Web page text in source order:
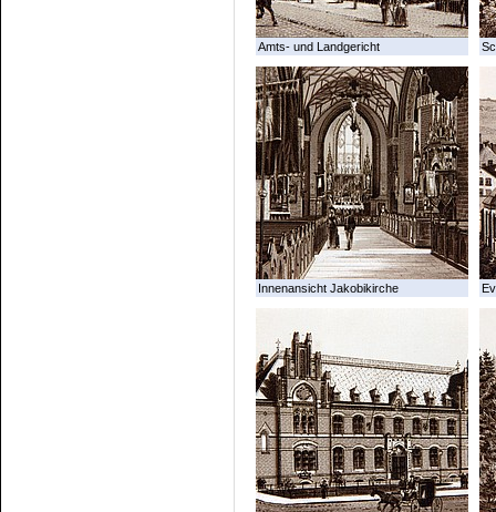
Amts- und Landgericht
Innenansicht Jakobikirche